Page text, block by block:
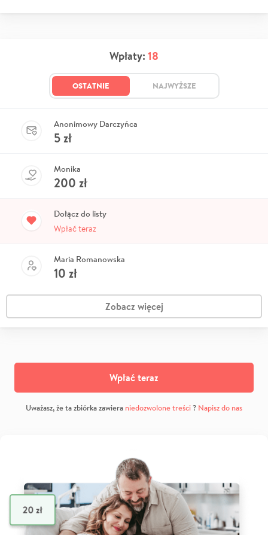
Wpłaty: 18
OSTATNIE NAJWYŻSZE
Anonimowy Darczyńca
5zł
Monika
200 zł
Dołącz do listy
Wpłać teraz
Maria Romanowska
10 zł
Zobacz więcej
Wpłać teraz
Uważasz, że ta zbiórka zawiera niedozwolone treści? Napisz do nas